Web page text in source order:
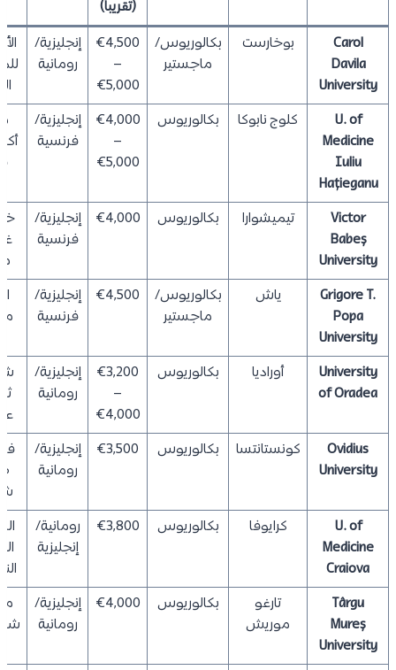
(تقريباً)
Carol
Davila
University
بوخارست
بكالوريوس/
ماجستير
€4,500
–
€5,000
إنجليزية/
رومانية
U. of
Medicine
Iuliu
Hațieganu
كلوج نابوكا بكالوريوس
€4,000
–
€5,000
إنجليزية/
فرنسية
Victor
Babeș
University
تيميشوارا بكالوريوس €4,000
إنجليزية/
فرنسية
Grigore T.
Popa
University
ياش
بكالوريوس/
ماجستير
€4,500
إنجليزية/
فرنسية
University
of Oradea
أوراديا بكالوريوس
€3,200
–
€4,000
إنجليزية/
رومانية
Ovidius
University
كونستانتسا بكالوريوس €3,500
إنجليزية/
رومانية
U. of
Medicine
Craiova
كرايوفا بكالوريوس €3,800
رومانية/
إنجليزية
Târgu
Mureș
University
تارغو
موريش
بكالوريوس €4,000
إنجليزية/
رومانية